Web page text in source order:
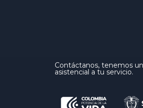
Contáctanos, tenemos
asistencial a tu servicio.